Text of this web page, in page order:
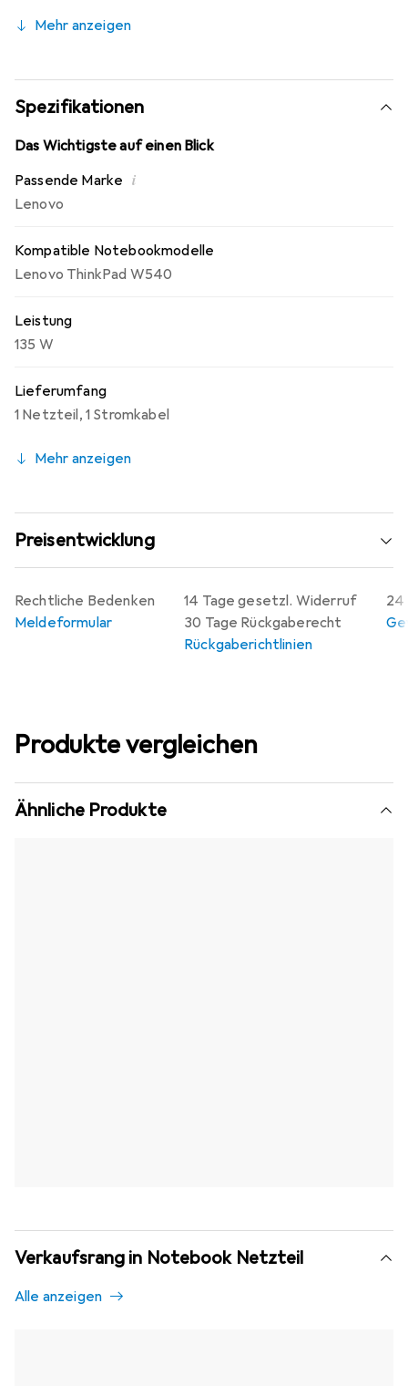
geeignet, was es ideal für den internationalen Einsatz
eine einfache Handhabung und einen platzsparenden
Transport. Hergestellt in Japan, steht dieses Netzteil
für Qualität und Langlebigkeit, die den Anforderungen
moderner Nutzer gerecht werden.
Mehr anzeigen
Spezifikationen
Das Wichtigste auf einen Blick
Passende Marke i
Lenovo
Kompatible Notebookmodelle
Lenovo ThinkPad W540
Leistung
135 W
Lieferumfang
1 Netzteil, 1 Stromkabel
Mehr anzeigen
Preisentwicklung
14 Tage gesetzl. Widerruf
30 Tage Rückgaberecht
Rückgaberichtlinien
24
Rechtliche Bedenken
Meldeformular
Produkte vergleichen
Ähnliche Produkte
Verkaufsrang in Notebook Netzteil
Alle anzeigen